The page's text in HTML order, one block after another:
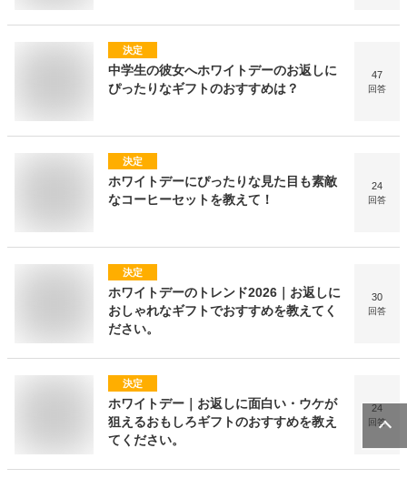
決定
中学生の彼女へホワイトデーのお返しに
ぴったりなギフトのおすすめは？
47
回答
決定
ホワイトデーにぴったりな見た目も素敵
なコーヒーセットを教えて！
24
回答
決定
ホワイトデーのトレンド2026｜お返しに
おしゃれなギフトでおすすめを教えてく
ださい。
30
回答
決定
ホワイトデー｜お返しに面白い・ウケが
狙えるおもしろギフトのおすすめを教え
てください。
24
回答